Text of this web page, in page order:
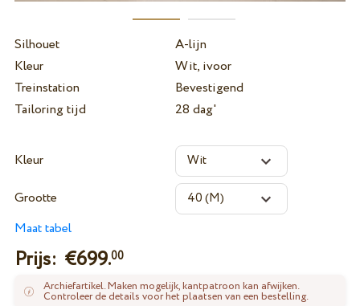
Silhouet
A-lijn
Kleur
Wit, ivoor
Treinstation
Bevestigend
Tailoring tijd
28 dag'
Kleur
Grootte
Maat tabel
Prijs: €699.00
Archiefartikel. Maken mogelijk, kantpatroon kan afwijken.
Controleer de details voor het plaatsen van een bestelling.